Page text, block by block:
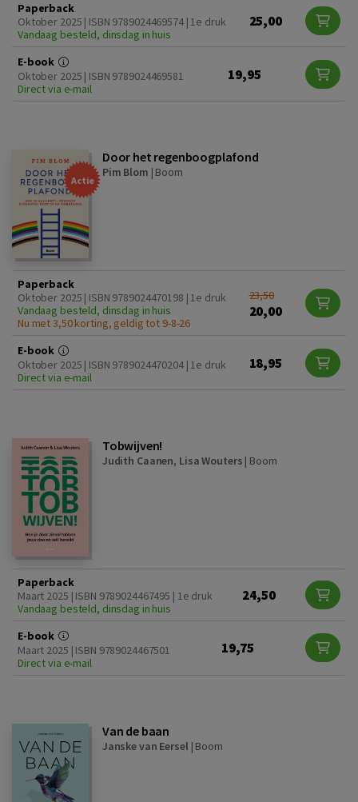
Paperback
Oktober 2025 | ISBN 9789024469574 | 1e druk
Vandaag besteld, dinsdag in huis
25,00
E-book
Oktober 2025 | ISBN 9789024469581
Direct via e-mail
19,95
Actie
Door het regenboogplafond
Pim Blom | Boom
Paperback
Oktober 2025 | ISBN 9789024470198 | 1e druk
Vandaag besteld, dinsdag in huis
Nu met 3,50 korting, geldig tot 9-8-26
23,50
20,00
E-book
Oktober 2025 | ISBN 9789024470204 | 1e druk
Direct via e-mail
18,95
Tobwijven!
Judith Caanen, Lisa Wouters | Boom
Paperback
Maart 2025 | ISBN 9789024467495 | 1e druk
Vandaag besteld, dinsdag in huis
24,50
E-book
Maart 2025 | ISBN 9789024467501
Direct via e-mail
19,75
Van de baan
Janske van Eersel | Boom